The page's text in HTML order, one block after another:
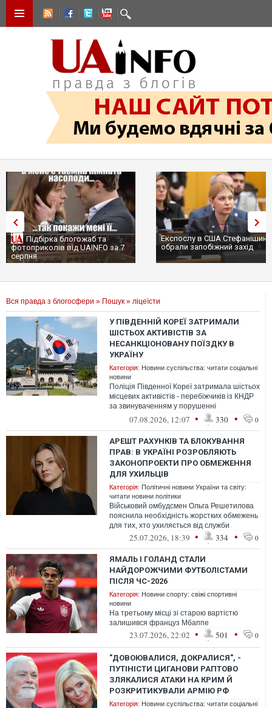
Підбірка блогожаб та
фотоприколів від UAINFO за 7
серпня
Експослу в США
обрали запобіжний захід
Вся правда з блогосфери » Пошук » ліцеїсти
У ПІВДЕННІЙ КОРЕЇ ЗАТРИМАЛИ
ШІСТЬОХ АКТИВІСТІВ ЗА
НЕСАНКЦІОНОВАНУ ПОЇЗДКУ В
УКРАЇНУ
Категорія: Новини суспільства: читати соціальні
новини
Поліція Південної Кореї затримала шістьох
місцевих активістів - перебіжчиків із КНДР
за звинуваченням у порушенні
паспортного законодавства через їхню...
07.08.2026, 12:07 • 330 • 0
АРЕШТ РАХУНКІВ ТА БЛОКУВАННЯ
ПРАВ: В УКРАЇНІ РОЗРОБЛЯЮТЬ
ЗАКОНОПРОЕКТИ ПРО ОБМЕЖЕННЯ
ДЛЯ УХИЛЬЦІВ
Категорія: Політичні новини України та світу:
читати новини політики
Військовий омбудсмен Ольга Решетилова
пояснила необхідність жорстких обмежень
для тих, хто ухиляється від служби
25.07.2026, 18:39 • 334 • 0
ЯМАЛЬ І ГОЛАНД СТАЛИ
НАЙДОРОЖЧИМИ ФУТБОЛІСТАМИ
ПІСЛЯ ЧС-2026
Категорія: Новини спорту: свіжі спортивні
новини
На третьому місці зі старою вартістю
залишився француз Мбаппе
23.07.2026, 22:02 • 501 • 0
"ДОВОЮВАЛИСЯ, ДОКРАЛИСЯ", -
ПУТІНІСТИ ЦИГАНОВИ РАПТОВО
ЗЛЯКАЛИСЯ АТАКИ НА КРИМ Й
РОЗКРИТИКУВАЛИ АРМІЮ РФ
Категорія: Новини суспільства: читати соціальні